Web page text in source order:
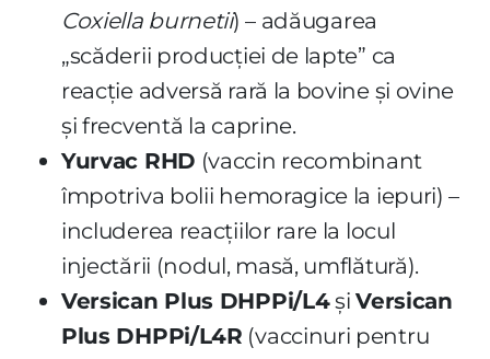
Coxiella burnetii) – adăugarea
„scăderii producției de lapte” ca
reacție adversă rară la bovine și ovine
și frecventă la caprine.
Yurvac RHD (vaccin recombinant
împotriva bolii hemoragice la iepuri) –
includerea reacțiilor rare la locul
injectării (nodul, masă, umflătură).
Versican Plus DHPPi/L4șiVersican
Plus DHPPi/L4R (vaccinuri pentru